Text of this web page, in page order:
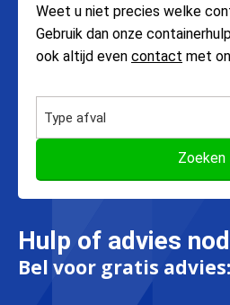
Weet u niet precies welke
Gebruik dan onze
ook altijd even contact met
Hulp of advies
Bel voor gratis advies: